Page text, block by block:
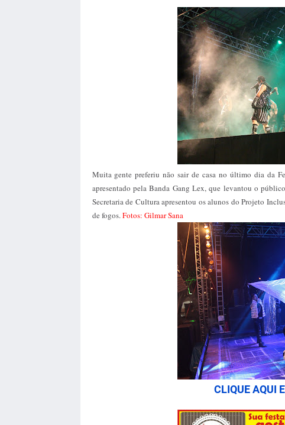
Muita gente preferiu não sair de casa no último dia da
apresentado pela Banda Gang Lex, que levantou o
Secretaria de Cultura apresentou os alunos do Projeto
de fogos.Fotos: Gilmar Sana
CLIQUE AQUI